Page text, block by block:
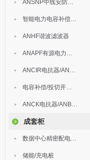
ANSNP中线安防保护器
智能电力电容补偿装置
ANHF谐波滤波器
ANAPF有源电力滤波器
ANCIR电抗器/ANHPD300谐波保护器
电容补偿/投切开关/ARC
ANCK电抗器/ANBSMJ自愈式低压并联电容器
成套柜
数据中心精密配电监控装置
储能/充电桩